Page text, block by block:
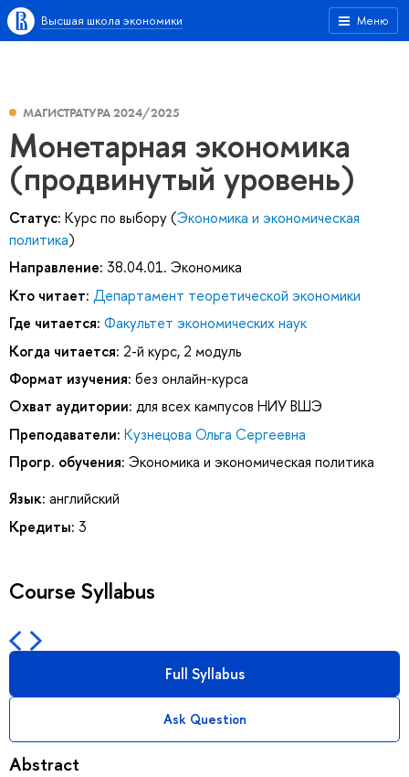
Меню
Высшая школа экономики
МАГИСТРАТУРА 2024/2025
Монетарная экономика
(продвинутый уровень)
Статус: Курс по выбору (Экономика и экономическая
политика)
Направление: 38.04.01. Экономика
Кто читает: Департамент теоретической экономики
Где читается: Факультет экономических наук
Когда читается: 2-й курс, 2 модуль
Формат изучения: без онлайн-курса
Охват аудитории: для всех кампусов НИУ ВШЭ
Преподаватели: Кузнецова Ольга Сергеевна
Прогр. обучения: Экономика и экономическая политика
Язык: английский
Кредиты: 3
Course Syllabus
Full Syllabus
Ask Question
Abstract